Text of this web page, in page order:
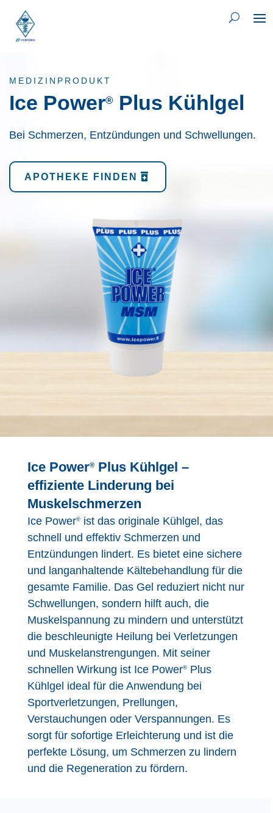
MEDIZINPRODUKT
Ice Power® Plus Kühlgel
Bei Schmerzen, Entzündungen und Schwellungen.
APOTHEKE FINDEN
Ice Power®Plus Kühlgel –
effiziente Linderung bei
Muskelschmerzen
Ice Power®ist das originale Kühlgel, das
schnell und effektiv Schmerzen und
Entzündungen lindert. Es bietet eine sichere
und langanhaltende Kältebehandlung für die
gesamte Familie. Das Gel reduziert nicht nur
Schwellungen, sondern hilft auch, die
Muskelspannung zu mindern und unterstützt
die beschleunigte Heilung bei Verletzungen
und Muskelanstrengungen. Mit seiner
schnellen Wirkung ist Ice Power®Plus
Kühlgel ideal für die Anwendung bei
Sportverletzungen, Prellungen,
Verstauchungen oder Verspannungen. Es
sorgt für sofortige Erleichterung und ist die
perfekte Lösung, um Schmerzen zu lindern
und die Regeneration zu fördern.